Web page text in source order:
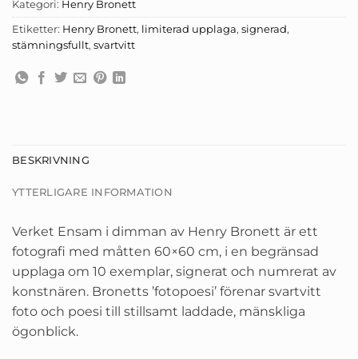
Kategori: Henry Bronett
Etiketter: Henry Bronett, limiterad upplaga, signerad,
stämningsfullt, svartvitt
BESKRIVNING
YTTERLIGARE INFORMATION
Verket Ensam i dimman av Henry Bronett är ett
fotografi med måtten 60×60 cm, i en begränsad
upplaga om 10 exemplar, signerat och numrerat av
konstnären. Bronetts ’fotopoesi’ förenar svartvitt
foto och poesi till stillsamt laddade, mänskliga
ögonblick.